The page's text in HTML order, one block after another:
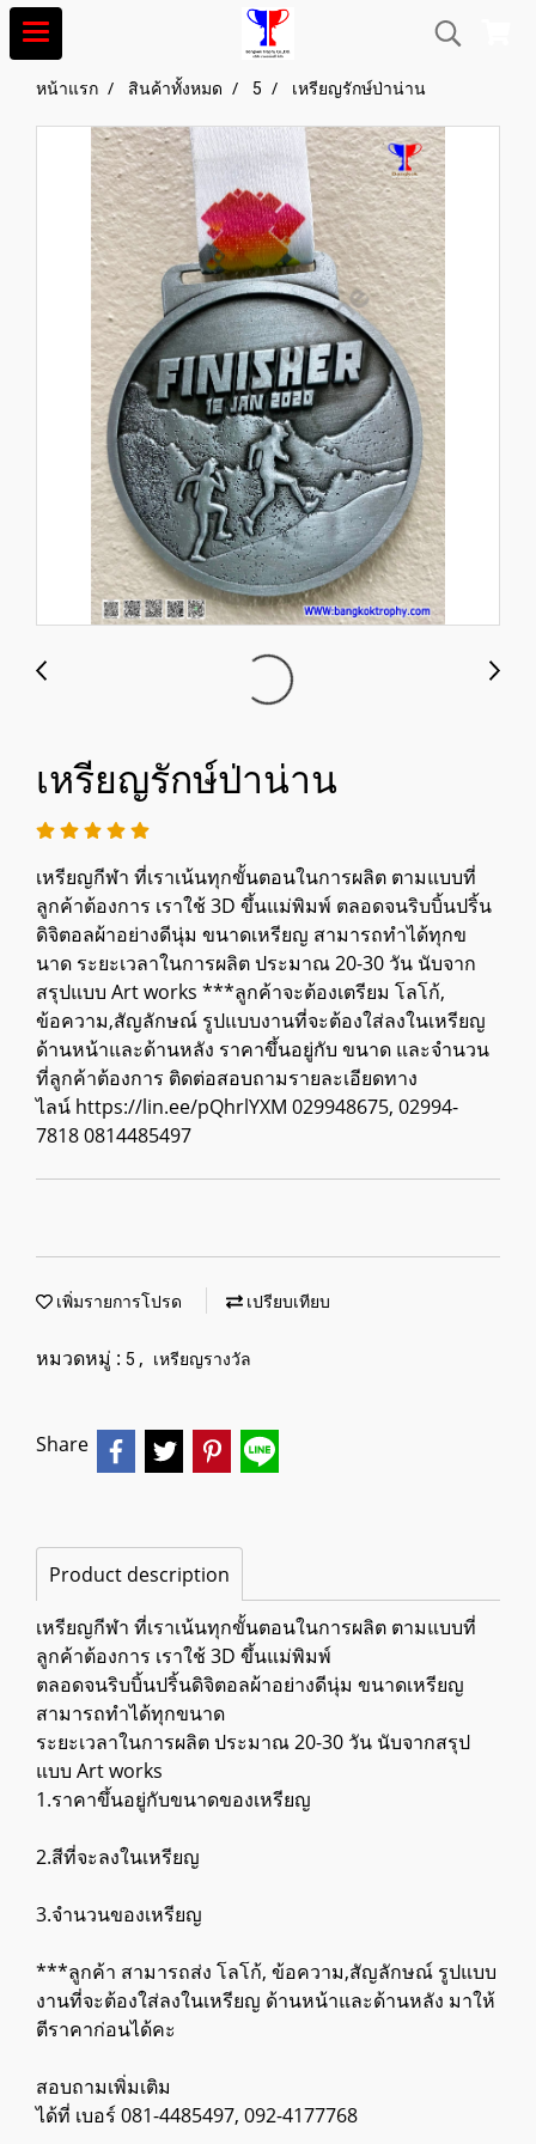
หน้าแรก สินค้าทั้งหมด 5 เหรียญรักษ์ป่าน่าน
เหรียญรักษ์ป่าน่าน
เหรียญกีฬา ที่เราเน้นทุกขั้นตอนในการผลิต ตามแบบที่
ลูกค้าต้องการ เราใช้ 3D ขึ้นแม่พิมพ์ ตลอดจนริบบิ้นปริ้น
ดิจิตอลผ้าอย่างดีนุ่ม ขนาดเหรียญ สามารถทำได้ทุกข
นาด ระยะเวลาในการผลิต ประมาณ 20-30 วัน นับจาก
สรุปแบบ Art works ***ลูกค้าจะต้องเตรียม โลโก้,
ข้อความ,สัญลักษณ์ รูปแบบงานที่จะต้องใส่ลงในเหรียญ
ด้านหน้าและด้านหลัง ราคาขึ้นอยู่กับ ขนาด และจำนวน
ที่ลูกค้าต้องการ ติดต่อสอบถามรายละเอียดทาง
ไลน์ https://lin.ee/pQhrlYXM 029948675, 02994-
7818 0814485497
เพิ่มรายการโปรด เปรียบเทียบ
หมวดหมู่ : 5 , เหรียญรางวัล
Share
Product description
เหรียญกีฬา ที่เราเน้นทุกขั้นตอนในการผลิต ตามแบบที่
ลูกค้าต้องการ เราใช้ 3D ขึ้นแม่พิมพ์
ตลอดจนริบบิ้นปริ้นดิจิตอลผ้าอย่างดีนุ่ม ขนาดเหรียญ
สามารถทำได้ทุกขนาด
ระยะเวลาในการผลิต ประมาณ 20-30 วัน นับจากสรุป
แบบ Art works
1.ราคาขึ้นอยู่กับขนาดของเหรียญ
2.สีที่จะลงในเหรียญ
3.จำนวนของเหรียญ
***ลูกค้า สามารถส่ง โลโก้, ข้อความ,สัญลักษณ์ รูปแบบ
งานที่จะต้องใส่ลงในเหรียญ ด้านหน้าและด้านหลัง มาให้
ตีราคาก่อนได้คะ
สอบถามเพิ่มเติม
ได้ที่ เบอร์ 081-4485497, 092-4177768